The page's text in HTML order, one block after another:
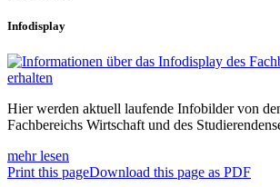
Infodisplay
Hier werden aktuell laufende Infobilder von
Fachbereichs Wirtschaft und des
mehr lesen
Print this pageDownload this page as PDF